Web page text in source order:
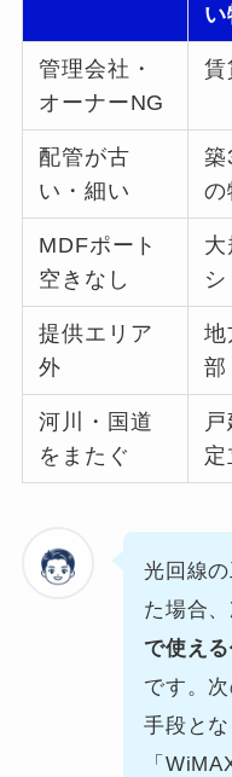
管理会社・
オーナーNG
賃
配管が古
い・細い
築
の
MDFポート
空きなし
大
提供エリア
外
地
部
河川・国道
をまたぐ
定
光回線
た場合
で使え
です。
手段と
「